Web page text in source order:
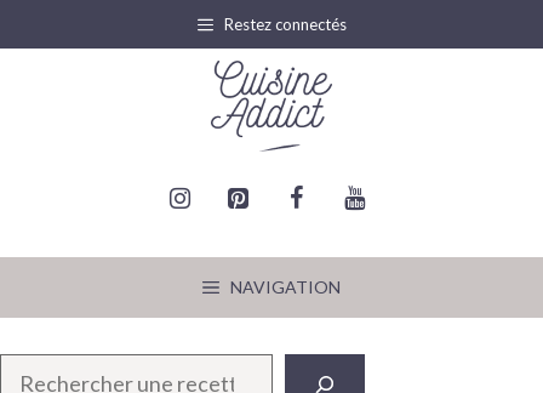
au
Restez connectés
NAVIGATION